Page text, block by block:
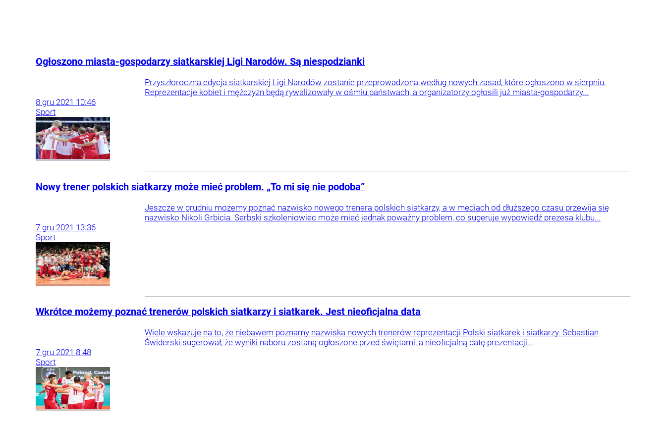
Ogłoszono miasta-gospodarzy siatkarskiej Ligi Narodów. Są niespodzianki
Przyszłoroczna edycja siatkarskiej Ligi Narodów zostanie przeprowadzona według nowych zasad, które ogłoszono w sierpniu.
Reprezentacje kobiet i mężczyzn będą rywalizowały w ośmiu państwach, a organizatorzy ogłosili już miasta-gospodarzy...
8 gru 2021 10:46
Sport
Nowy trener polskich siatkarzy może mieć problem. „To mi się nie podoba”
Jeszcze w grudniu możemy poznać nazwisko nowego trenera polskich siatkarzy, a w mediach od dłuższego czasu przewija się
nazwisko Nikoli Grbicia. Serbski szkoleniowiec może mieć jednak poważny problem, co sugeruje wypowiedź prezesa klubu...
7 gru 2021 13:36
Sport
Wkrótce możemy poznać trenerów polskich siatkarzy i siatkarek. Jest nieoficjalna data
Wiele wskazuje na to, że niebawem poznamy nazwiska nowych trenerów reprezentacji Polski siatkarek i siatkarzy. Sebastian
Świderski sugerował, że wyniki naboru zostaną ogłoszone przed świętami, a nieoficjalną datę prezentacji...
7 gru 2021 8:48
Sport